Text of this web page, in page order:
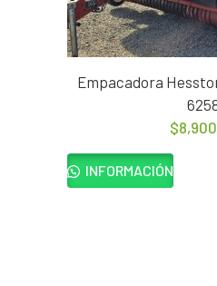
Empacadora
$
INFORMACIÓN